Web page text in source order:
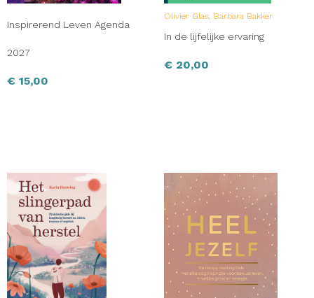
Inspirerend Leven Agenda
2027
€ 15,00
Olivier Glas, Barbara Bakker
In de lijfelijke ervaring
€ 20,00